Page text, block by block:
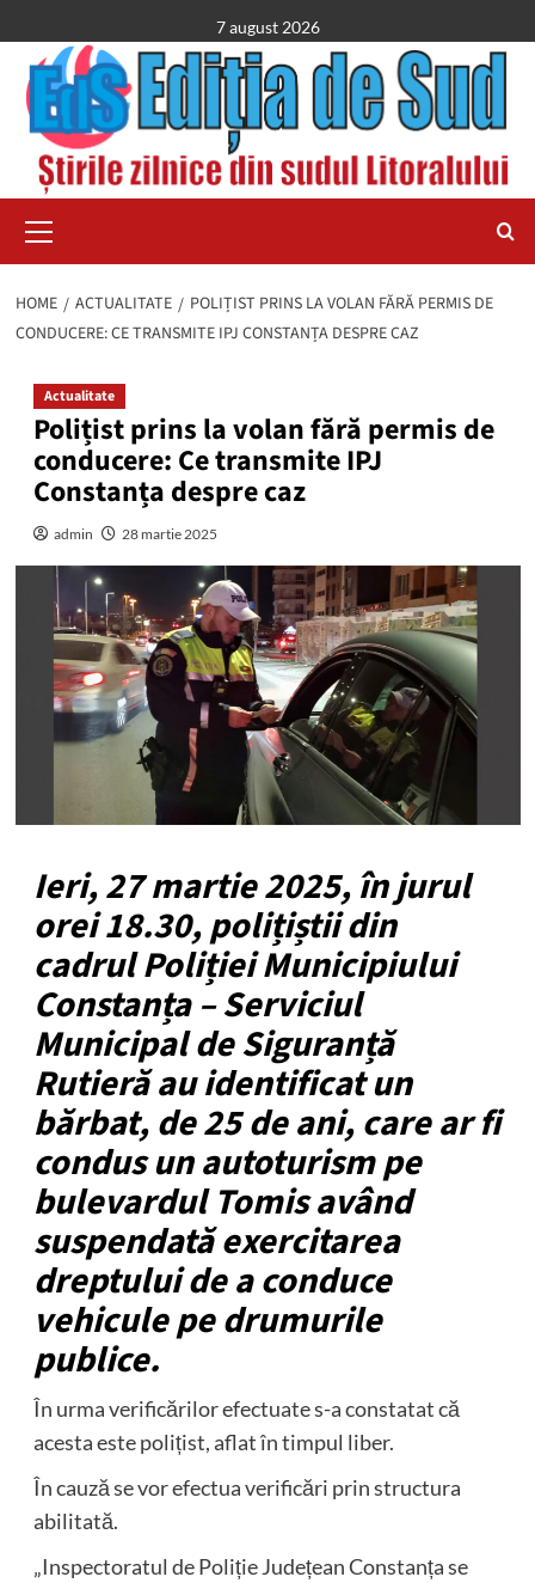
to
content
7 august 2026
Menu
HOME ACTUALITATE
POLIȚIST PRINS LA VOLAN FĂRĂ PERMIS DE
CONDUCERE: CE TRANSMITE IPJ CONSTANȚA DESPRE CAZ
Actualitate
Polițist prins la volan fără permis de
conducere: Ce transmite IPJ
Constanța despre caz
admin 28 martie 2025
Ieri, 27 martie 2025, în jurul
orei 18.30, polițiștii din
cadrul Poliției Municipiului
Constanța – Serviciul
Municipal de Siguranță
Rutieră au identificat un
bărbat, de 25 de ani, care ar fi
condus un autoturism pe
bulevardul Tomis având
suspendată exercitarea
dreptului de a conduce
vehicule pe drumurile
publice.
În urma verificărilor efectuate s-a constatat că
acesta este polițist, aflat în timpul liber.
În cauză se vor efectua verificări prin structura
abilitată.
„Inspectoratul de Poliție Județean Constanța se